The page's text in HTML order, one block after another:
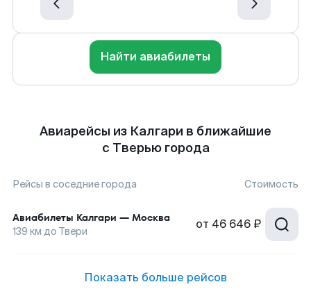
Найти авиабилеты
Авиарейсы из Калгари в ближайшие
с Тверью города
Рейсы в соседние города Стоимость
Авиабилеты Калгари — Москва
139 км до Твери от 46 646 ₽
Показать больше рейсов